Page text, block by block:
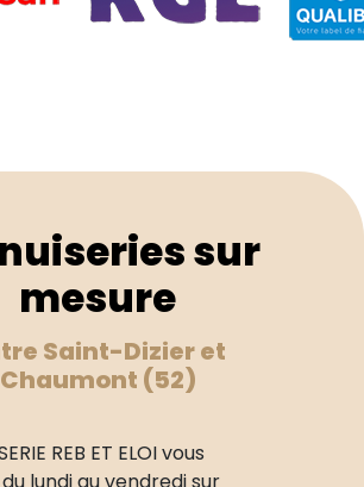
sur
mesure
Saint-Dizier et
Chaumont (52)
REB ET ELOI vous
lundi au vendredi sur